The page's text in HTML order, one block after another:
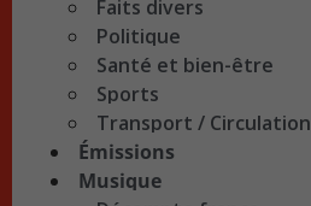
Faits divers
Politique
Santé et bien-être
Sports
Transport / Circulation
Émissions
Musique